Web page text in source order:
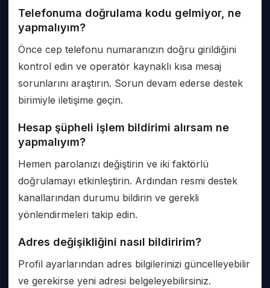
Telefonuma doğrulama kodu gelmiyor, ne
yapmalıyım?
Önce cep telefonu numaranızın doğru girildiğini
kontrol edin ve operatör kaynaklı kısa mesaj
sorunlarını araştırın. Sorun devam ederse destek
birimiyle iletişime geçin.
Hesap şüpheli işlem bildirimi alırsam ne
yapmalıyım?
Hemen parolanızı değiştirin ve iki faktörlü
doğrulamayı etkinleştirin. Ardından resmi destek
kanallarından durumu bildirin ve gerekli
yönlendirmeleri takip edin.
Adres değişikliğini nasıl bildiririm?
Profil ayarlarından adres bilgilerinizi güncelleyebilir
ve gerekirse yeni adresi belgeleyebilirsiniz.